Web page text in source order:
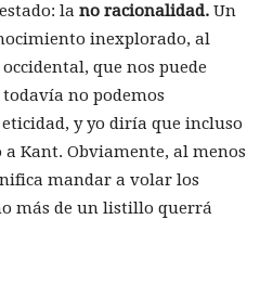
la no racionalidad. Un
inexplorado, al
que nos puede
no podemos
y yo diría que incluso
Kant. Obviamente, al menos
mandar a volar los
más de un listillo querrá